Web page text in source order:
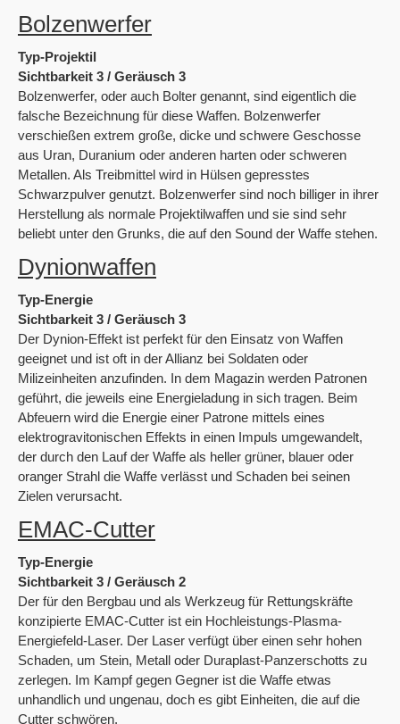
Bolzenwerfer
Typ-Projektil
Sichtbarkeit 3 / Geräusch 3
Bolzenwerfer, oder auch Bolter genannt, sind eigentlich die
falsche Bezeichnung für diese Waffen. Bolzenwerfer
verschießen extrem große, dicke und schwere Geschosse
aus Uran, Duranium oder anderen harten oder schweren
Metallen. Als Treibmittel wird in Hülsen gepresstes
Schwarzpulver genutzt. Bolzenwerfer sind noch billiger in ihrer
Herstellung als normale Projektilwaffen und sie sind sehr
beliebt unter den Grunks, die auf den Sound der Waffe stehen.
Dynionwaffen
Typ-Energie
Sichtbarkeit 3 / Geräusch 3
Der Dynion-Effekt ist perfekt für den Einsatz von Waffen
geeignet und ist oft in der Allianz bei Soldaten oder
Milizeinheiten anzufinden. In dem Magazin werden Patronen
geführt, die jeweils eine Energieladung in sich tragen. Beim
Abfeuern wird die Energie einer Patrone mittels eines
elektrogravitonischen Effekts in einen Impuls umgewandelt,
der durch den Lauf der Waffe als heller grüner, blauer oder
oranger Strahl die Waffe verlässt und Schaden bei seinen
Zielen verursacht.
EMAC-Cutter
Typ-Energie
Sichtbarkeit 3 / Geräusch 2
Der für den Bergbau und als Werkzeug für Rettungskräfte
konzipierte EMAC-Cutter ist ein Hochleistungs-Plasma-
Energiefeld-Laser. Der Laser verfügt über einen sehr hohen
Schaden, um Stein, Metall oder Duraplast-Panzerschotts zu
zerlegen. Im Kampf gegen Gegner ist die Waffe etwas
unhandlich und ungenau, doch es gibt Einheiten, die auf die
Cutter schwören.